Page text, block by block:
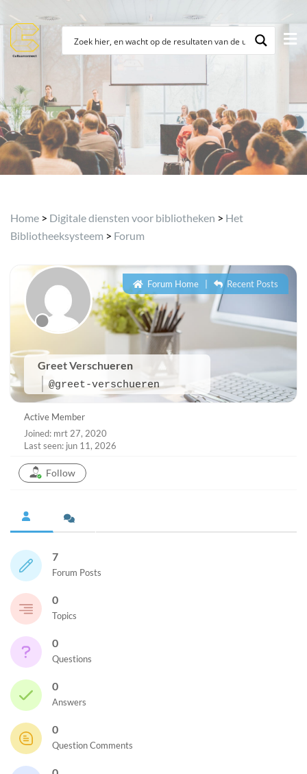
Home > Digitale diensten voor bibliotheken > Het
Bibliotheeksysteem > Forum
Greet Verschueren
@greet-verschueren
Forum Home Recent Posts
Active Member
Joined: mrt 27, 2020
Last seen: jun 11, 2026
Follow
7
Forum Posts
0
Topics
0
Questions
0
Answers
0
Question Comments